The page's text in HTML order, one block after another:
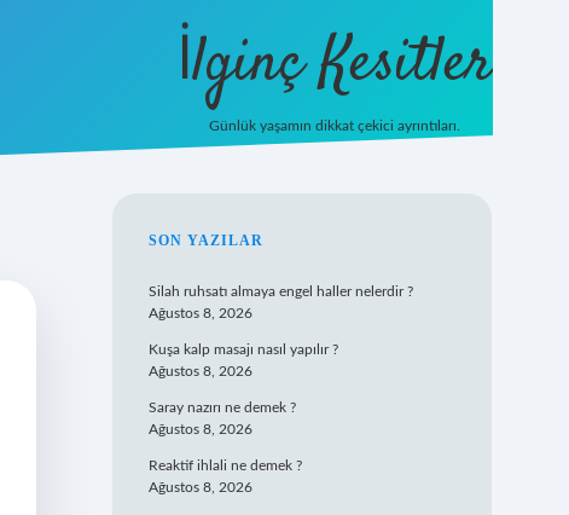
İlginç Kesitler
Günlük yaşamın dikkat çekici ayrıntıları.
SIDEBAR
SON YAZILAR
Silah ruhsatı almaya engel haller nelerdir ?
Ağustos 8, 2026
Kuşa kalp masajı nasıl yapılır ?
Ağustos 8, 2026
Saray nazırı ne demek ?
Ağustos 8, 2026
Reaktif ihlali ne demek ?
Ağustos 8, 2026